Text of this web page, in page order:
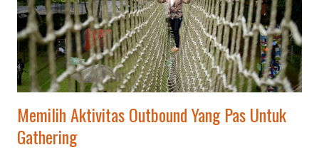
rombongan. Akses & Fasilitas yang Berkembang: Infrastruktur
yang lebih baik, banyaknya pilihan akomodasi, serta didukung
oleh penyedia layanan lokal yang siap mengatur agenda ...
Memilih Aktivitas Outbound Yang Pas Untuk
Gathering